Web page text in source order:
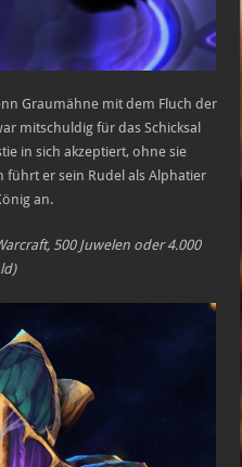
Graumähne mit dem Fluch der
mitschuldig für das Schicksal
in sich akzeptiert, ohne sie
er sein Rudel als Alphatier
an.
500 Juwelen oder 4.000